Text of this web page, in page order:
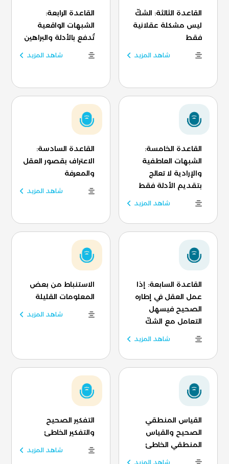
القاعدة الثالثة: الشكّ
ليس مشكلة عقلانية
فقط
شاهد المزيد
القاعدة الرابعة:
الشبهات الواقعية
تُدفع بالأدلة والبراهين
شاهد المزيد
القاعدة الخامسة:
الشبهات العاطفية
والإرادية لا تعالج
بتقديم الأدلة فقط
شاهد المزيد
القاعدة السادسة:
الاعتراف بقصور العقل
والمعرفة
شاهد المزيد
القاعدة السابعة: إذا
عمل العقل في إطاره
الصحيح فيسهل
التعامل مع الشكّ
شاهد المزيد
الاستنباط من بعض
المعلومات القليلة
شاهد المزيد
القياس المنطقي
الصحيح والقياس
المنطقي الخاطئ
شاهد المزيد
التفكير الصحيح
والتفكير الخاطئ
شاهد المزيد